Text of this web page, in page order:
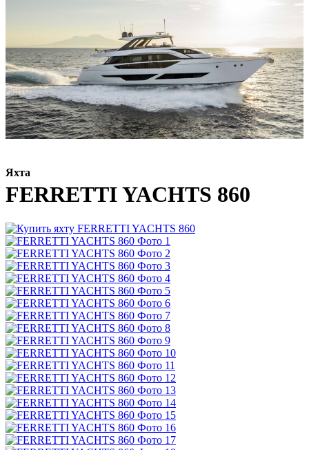
Яхта
FERRETTI YACHTS 860